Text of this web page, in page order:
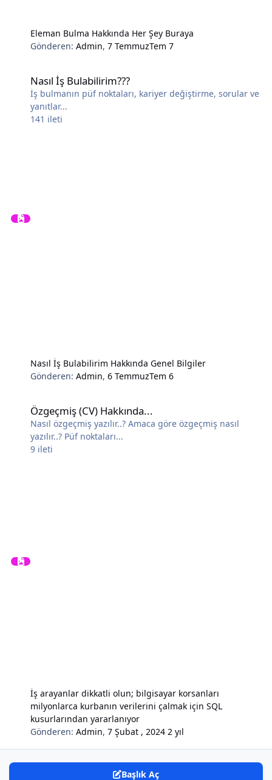
Eleman Bulma Hakkında Her Şey Buraya
Gönderen:Admin,7 TemmuzTem 7
Nasıl İş Bulabilirim???
İş bulmanın püf noktaları, kariyer değiştirme, sorular ve
yanıtlar...
141 ileti
Nasıl İş Bulabilirim Hakkında Genel Bilgiler
Gönderen:Admin,6 TemmuzTem 6
Özgeçmiş (CV) Hakkında...
Nasıl özgeçmiş yazılır..? Amaca göre özgeçmiş nasıl
yazılır..? Püf noktaları...
9 ileti
İş arayanlar dikkatli olun; bilgisayar korsanları
milyonlarca kurbanın verilerini çalmak için SQL
kusurlarından yararlanıyor
Gönderen:Admin,7 Şubat , 2024 2 yıl
Başlık Aç